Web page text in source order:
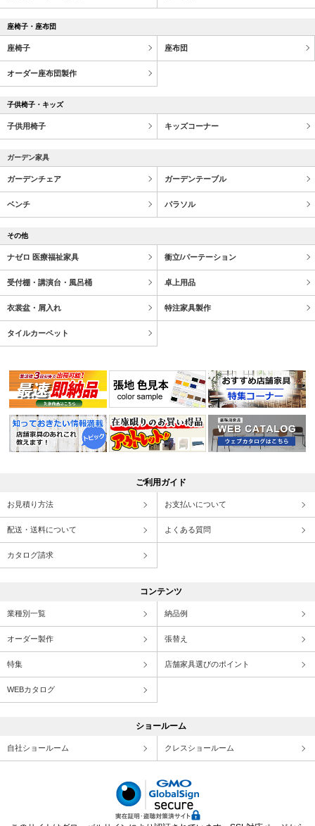
座椅子・座布団
座椅子 座布団
オーダー座布団製作
子供椅子・キッズ
子供用椅子 キッズコーナー
ガーデン家具
ガーデンチェア ガーデンテーブル
ベンチ パラソル
その他
ナゼロ 医療福祉家具 衝立/パーテーション
受付棚・講演台・風呂桶 卓上用品
衣裳盆・屑入れ 特注家具製作
タイルカーペット
ご利用ガイド
お見積り方法 お支払いについて
配送・送料について よくある質問
カタログ請求
コンテンツ
業種別一覧 納品例
オーダー製作 張替え
特集 店舗家具選びのポイント
WEBカタログ
ショールーム
自社ショールーム クレスショールーム